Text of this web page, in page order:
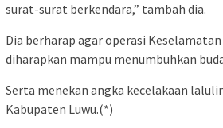
surat-surat berkendara,” tambah dia.
Dia berharap agar operasi
diharapkan mampu menumbuhkan
Serta menekan angka kecelakaan
Kabupaten Luwu.(*)